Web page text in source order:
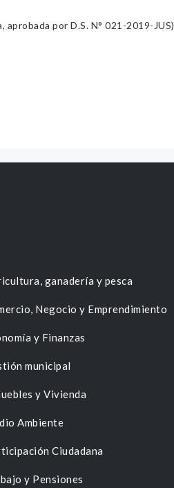
por D.S. N° 021-2019-JUS)
ganadería y pesca
Negocio y Emprendimiento
y Finanzas
municipal
y Vivienda
Ambiente
Ciudadana
y Pensiones